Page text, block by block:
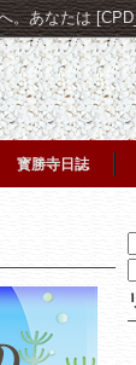
。あなたは
寳勝寺日誌